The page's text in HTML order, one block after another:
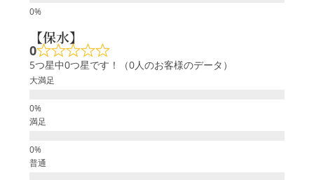
【保水】
0
5つ星中0つ星です！（0人のお客様のデータ）
大満足
満足
普通